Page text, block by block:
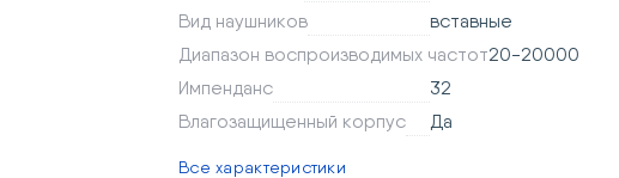
Вид наушников
вставные
Диапазон воспроизводимых частот20-20000
Импенданс
32
Влагозащищенный корпус
Да
Все характеристики